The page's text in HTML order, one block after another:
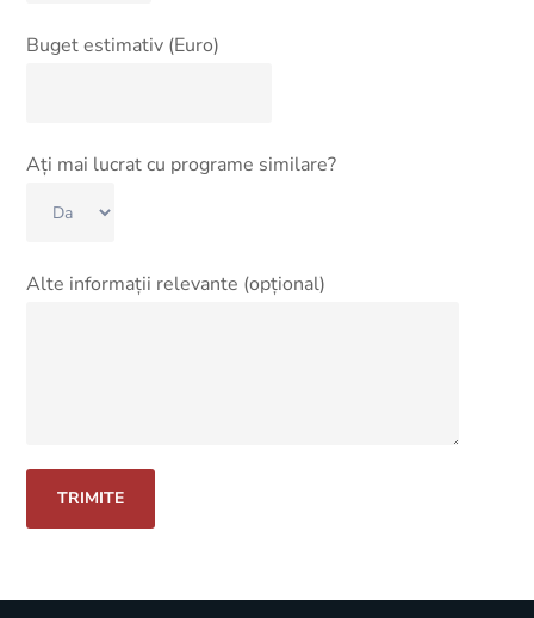
Buget estimativ (Euro)
Ați mai lucrat cu programe similare?
Alte informații relevante (opțional)